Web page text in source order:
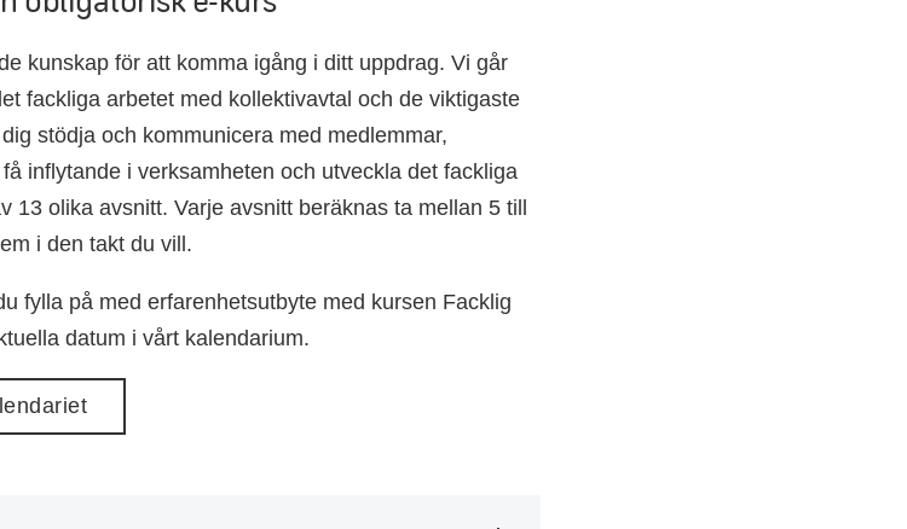
kunskap för att komma igång i ditt uppdrag. Vi går
fackliga arbetet med kollektivavtal och de viktigaste
stödja och kommunicera med medlemmar,
inflytande i verksamheten och utveckla det fackliga
13 olika avsnitt. Varje avsnitt beräknas ta mellan 5 till
i den takt du vill.
fylla på med erfarenhetsutbyte med kursen Facklig
datum i vårt kalendarium.